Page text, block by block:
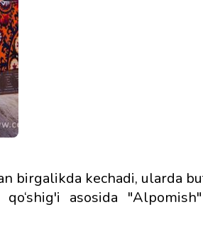
birgalikda kechadi, ularda
asosida